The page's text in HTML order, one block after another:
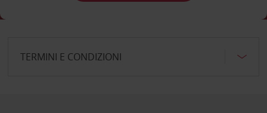
TERMINI E CONDIZIONI